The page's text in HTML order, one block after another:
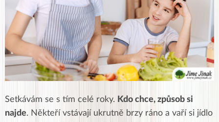
Setkávám se s tím celé roky. Kdo chce, způsob si
najde. Někteří vstávají ukrutně brzy ráno a vaří si jídlo